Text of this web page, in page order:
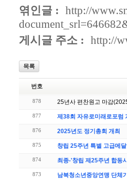
엮인글 : http://
게시글 주소 : http://
목록
번호
878 25년사 편찬원고 마감
877 제38회 자유로미래로포럼
876 2025년도 정기총회 개최
875 창립 25주년 특별 고급메
874 최종-'창립 제25주년 합동
873
남북청소년중앙연맹 단체